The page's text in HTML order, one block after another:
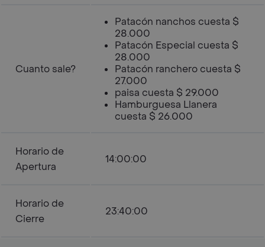
Cuanto sale?
Patacón nanchos cuesta $
28.000
Patacón Especial cuesta $
28.000
Patacón ranchero cuesta $
27.000
paisa cuesta $ 29.000
Hamburguesa Llanera
cuesta $ 26.000
Horario de
Apertura
14:00:00
Horario de
Cierre
23:40:00